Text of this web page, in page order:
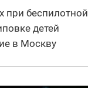
при беспилотной
детей
в Москву